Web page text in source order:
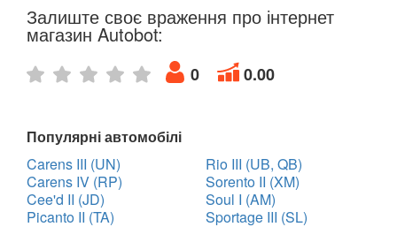
Залиште своє враження про інтернет
магазин Autobot:
0 0.00
Популярні автомобілі
Carens III (UN)
Carens IV (RP)
Cee'd II (JD)
Picanto II (TA)
Rio III (UB, QB)
Sorento II (XM)
Soul I (AM)
Sportage III (SL)